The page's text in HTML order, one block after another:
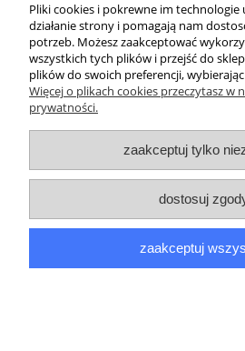
Pomoc
Moje konto
Płatności i
Informacje
O nas
Pliki cookies i pokrewne im
działanie strony i pomagają nam
potrzeb. Możesz zaakceptować
wszystkich tych plików i przejść do
plików do swoich preferencji,
Więcej o plikach cookies przeczytasz w
prywatności.
zaakceptuj tylko
dostosuj
zaakceptuj